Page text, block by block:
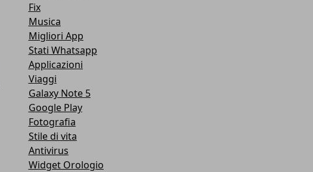
Fix
Musica
Migliori App
Stati Whatsapp
Applicazioni
Viaggi
Galaxy Note 5
Google Play
Fotografia
Stile di vita
Antivirus
Widget Orologio